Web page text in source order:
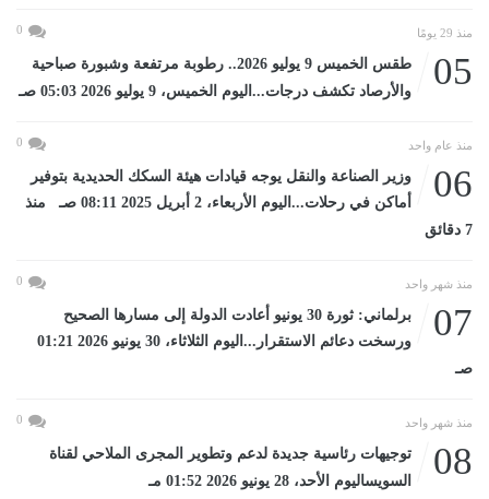
منذ 29 يومًا 0
05
طقس الخميس 9 يوليو 2026.. رطوبة مرتفعة وشبورة صباحية
والأرصاد تكشف درجات...اليوم الخميس، 9 يوليو 2026 05:03 صـ
منذ عام واحد 0
06
وزير الصناعة والنقل يوجه قيادات هيئة السكك الحديدية بتوفير
أماكن في رحلات...اليوم الأربعاء، 2 أبريل 2025 08:11 صـ منذ
7 دقائق
منذ شهر واحد 0
07
برلماني: ثورة 30 يونيو أعادت الدولة إلى مسارها الصحيح
ورسخت دعائم الاستقرار...اليوم الثلاثاء، 30 يونيو 2026 01:21
صـ
منذ شهر واحد 0
08
توجيهات رئاسية جديدة لدعم وتطوير المجرى الملاحي لقناة
السويساليوم الأحد، 28 يونيو 2026 01:52 مـ